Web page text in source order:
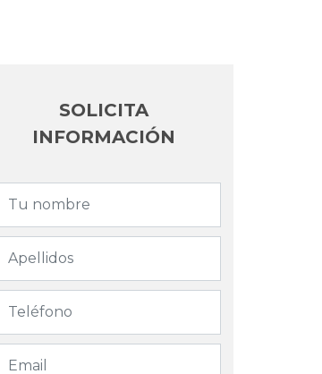
SOLICITA
INFORMACIÓN